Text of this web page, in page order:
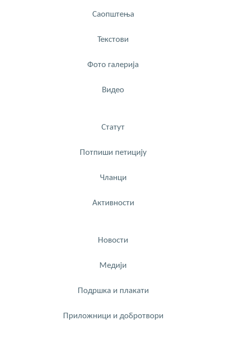
Саопштења
Текстови
Фото галерија
Видео
Статут
Потпиши петицију
Чланци
Активности
Новости
Медији
Подршка и плакати
Приложници и добротвори